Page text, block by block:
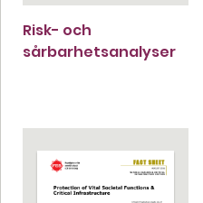
Risk- och
sårbarhetsanalyser